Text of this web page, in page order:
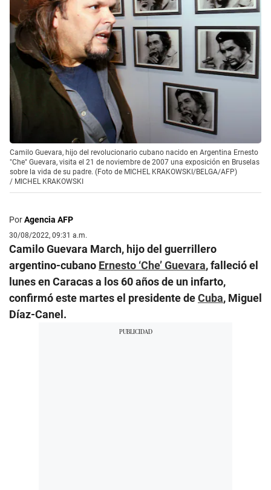
Camilo Guevara, hijo del revolucionario cubano nacido en Argentina Ernesto
"Che" Guevara, visita el 21 de noviembre de 2007 una exposición en Bruselas
sobre la vida de su padre. (Foto de MICHEL KRAKOWSKI/BELGA/AFP)
/ MICHEL KRAKOWSKI
PorAgencia AFP
30/08/2022, 09:31 a.m.
Camilo Guevara March, hijo del guerrillero
argentino-cubano Ernesto ‘Che’ Guevara, falleció el
lunes en Caracas a los 60 años de un infarto,
confirmó este martes el presidente deCuba, Miguel
Díaz-Canel.